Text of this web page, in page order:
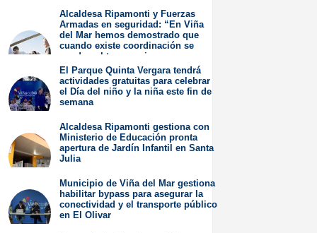
Alcaldesa Ripamonti y Fuerzas
Armadas en seguridad: “En Viña
del Mar hemos demostrado que
cuando existe coordinación se
pueden obtener mejores
resultados”.
Jueves 6 de Agosto de
2026
El Parque Quinta Vergara tendrá
actividades gratuitas para celebrar
el Día del niño y la niña este fin de
semana
2026
Alcaldesa Ripamonti gestiona con
Ministerio de Educación pronta
apertura de Jardín Infantil en Santa
Julia
2026
Municipio de Viña del Mar gestiona
habilitar bypass para asegurar la
conectividad y el transporte público
en El Olivar